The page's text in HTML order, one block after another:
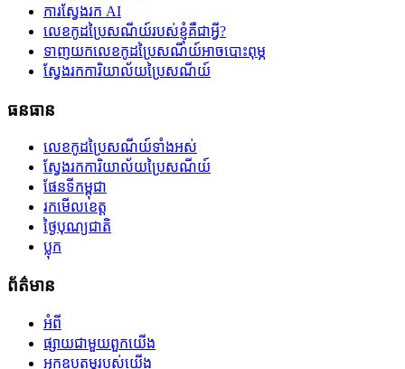
ការស្វែងរក AI
លេខកូដប្រៃសណីយ៍របស់ខ្ញុំគឺជាអ្វី?
ទាញយកលេខកូដប្រៃសណីយ៍អាចបោះពុម្ភ
ស្វែងរកការិយាល័យប្រៃសណីយ៍
ធនធាន
លេខកូដប្រៃសណីយ៍ទាំងអស់
ស្វែងរកការិយាល័យប្រៃសណីយ៍
ផែនទីកម្ពុជា
រកមើលខេត្ត
ថ្ងៃបុណ្យជាតិ
ប្លុក
ព័ត៌មាន
អំពី
ផ្សាយជាមួយពួកយើង
អ្នកឧបត្ថម្ភរបស់យើង